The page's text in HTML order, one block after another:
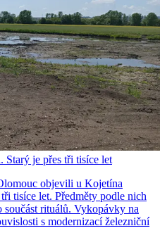
je přes tři tisíce let
objevili u Kojetína
tisíce let. Předměty podle nich
rituálů. Vykopávky na
s modernizací železniční